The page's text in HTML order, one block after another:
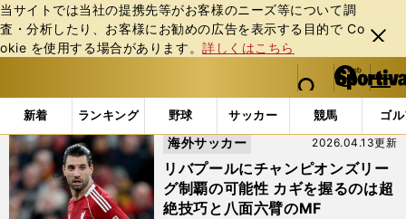
当サイトでは当社の提携先等がお客様のニーズ等について調
査・分析したり、お客様にお勧めの広告を表⽰する⽬的で Co
okie を使⽤する場合があります。詳しくはこちら
閉じ
る
web Sportiva (webスポルティーバ)
検索
マイペ
ー
ジ
メニュ
新着 ランキング 野球 サッカー 競馬 ゴ
b
ス
ポ
ル
テ
ィ
「#リバプール」の最新ニュース・ 情報
リバプールにチャンピオンズリー
グ制覇の可能性 カギを握るのは超
絶技巧と八面六臂のMF
2026.04.13更新
海外サッカー